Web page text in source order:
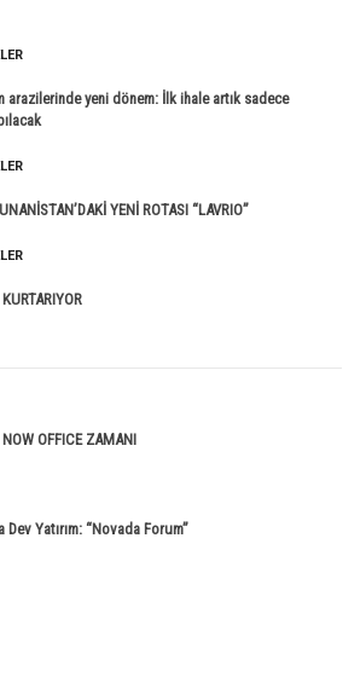
arazilerinde yeni dönem: İlk ihale artık sadece
YENİ ROTASI “LAVRIO”
NOW OFFICE ZAMANI
Dev Yatırım: “Novada Forum”